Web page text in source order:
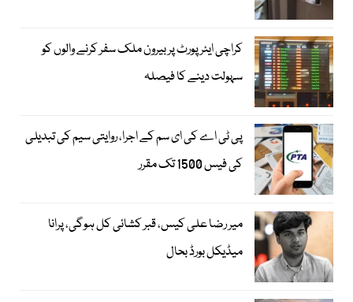
کراچی ایئرپورٹ پر بیرون ملک سفر کرنے والوں کو
سہولت دینے کا فیصلہ
پی ٹی اے کی ای سم کے اجرا، روایتی سیم کی تبدیلی
کی فیس 1500 تک مقرر
میر رضا علی کیس، قبر کشائی کل ہوگی، پرانا
میڈیکل بورڈ بحال